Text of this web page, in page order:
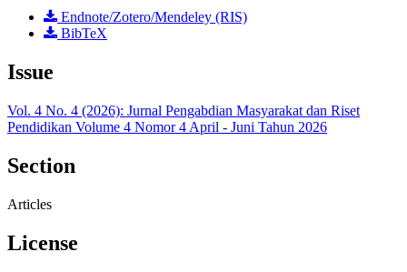
Endnote/Zotero/Mendeley (RIS)
BibTeX
Issue
Vol. 4 No. 4 (2026): Jurnal Pengabdian Masyarakat dan Riset
Pendidikan Volume 4 Nomor 4 April - Juni Tahun 2026
Section
Articles
License